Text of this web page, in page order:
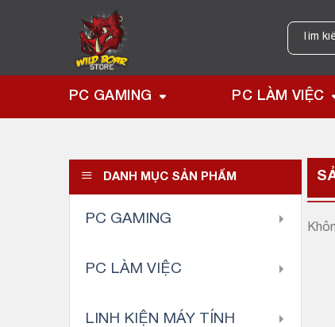
Tìm
kiếm:
PC GAMING PC LÀM VIỆC
DANH MỤC SẢN PHẨM
PC GAMING
PC LÀM VIỆC
LINH KIỆN MÁY TÍNH